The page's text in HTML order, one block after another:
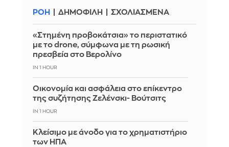
ΡΟΗ ΔΗΜΟΦΙΛΗ ΣΧΟΛΙΑΣΜΕΝΑ
«Στημένη προβοκάτσια» το περιστατικό
με το drone, σύμφωνα με τη ρωσική
πρεσβεία στο Βερολίνο
IN 1 HOUR
Οικονομία και ασφάλεια στο επίκεντρο
της συζήτησης Ζελένσκι- Βούτσιτς
IN 1 HOUR
Κλείσιμο με άνοδο για το χρηματιστήριο
των ΗΠΑ